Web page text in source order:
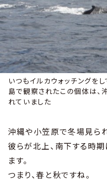
いつもイルカウォッチングを
島で観察されたこの個体は
れていました
沖縄や小笠原で冬場見ら
彼らが北上、南下する時
ます。
つまり、春と秋ですね。